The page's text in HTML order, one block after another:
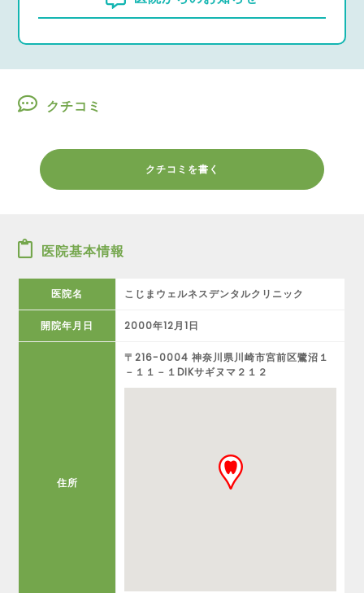
クチコミ
クチコミを書く
医院基本情報
医院名 こじまウェルネスデンタルクリニック
開院年月日 2000年12月1日
住所
〒216-0004 神奈川県川崎市宮前区鷺沼１
－１１－１DIKサギヌマ２１２